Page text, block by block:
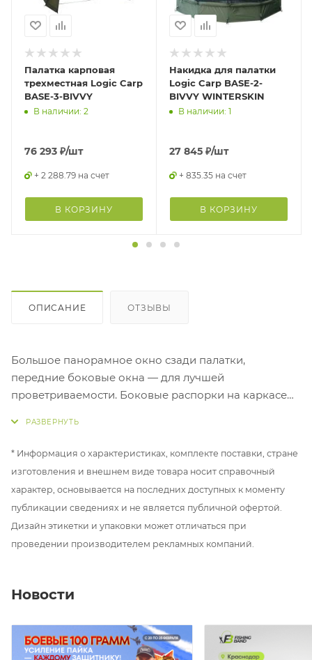
Палатка карповая
трехместная Logic Carp
BASE-3-BIVVY
В наличии: 2
76 293 ₽/шт
+ 2 288.79 на счет
В КОРЗИНУ
Накидка для палатки
Logic Carp BASE-2-
BIVVY WINTERSKIN
В наличии: 1
27 845 ₽/шт
+ 835.35 на счет
В КОРЗИНУ
ОПИСАНИЕ ОТЗЫВЫ
Большое панорамное окно сзади палатки,
передние боковые окна — для лучшей
проветриваемости. Боковые распорки на каркасе
который полностью демонтируется для создания
Все палатки поставляются в надежной сумке для
переноски. Комплектуется также ПВХ-прозрачным
окном для установки на дверь.
Транспортировочные габариты 140х30х28 см.
* Информация о характеристиках, комплекте поставки, стране
изготовления и внешнем виде товара носит справочный
характер, основывается на последних доступных к моменту
публикации сведениях и не является публичной офертой.
Дизайн этикетки и упаковки может отличаться при
проведении производителем рекламных компаний.
Новости